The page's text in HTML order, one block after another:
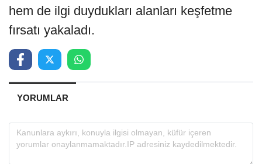
hem de ilgi duydukları alanları keşfetme
fırsatı yakaladı.
YORUMLAR